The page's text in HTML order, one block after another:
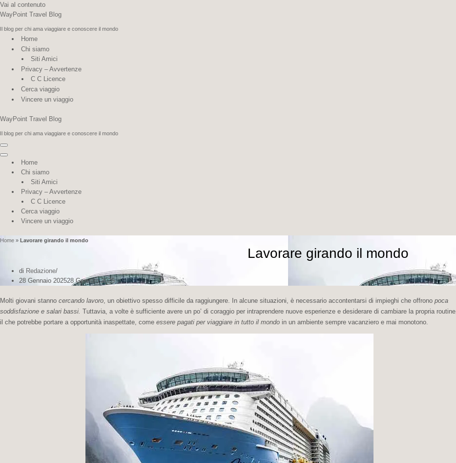
Vai al contenuto
WayPoint Travel Blog
Il blog per chi ama viaggiare e conoscere il mondo
Home
Chi siamo
Siti Amici
Privacy – Avvertenze
C C Licence
Cerca viaggio
Vincere un viaggio
WayPoint Travel Blog
Il blog per chi ama viaggiare e conoscere il mondo
Menu
di
navigazione
Menu
navigazione
Home
Chi siamo
Siti Amici
Privacy – Avvertenze
C C Licence
Cerca viaggio
Vincere un viaggio
Home » Lavorare girando il mondo
Lavorare girando il mondo
di Redazione
28 Gennaio 202528 Gennaio 2025
Molti giovani stanno cercando lavoro , un obiettivo spesso difficile da raggiungere. In alcune situazioni, è necessario accontentarsi di impieghi che offrono poca
soddisfazione e salari bassi. Tuttavia, a volte è sufficiente avere un po’ di coraggio per intraprendere nuove esperienze e desiderare di cambiare la propria routine,
il che potrebbe portare a opportunità inaspettate, come essere pagati per viaggiare in tutto il mondo in un ambiente sempre vacanziero e mai monotono.